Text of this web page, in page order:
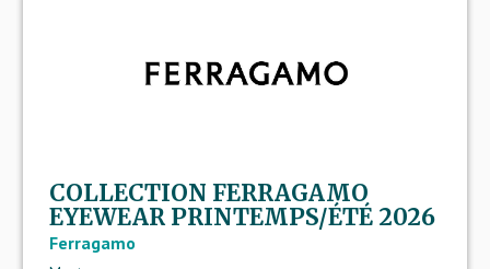
COLLECTION FERRAGAMO
EYEWEAR PRINTEMPS/ÉTÉ 2026
Ferragamo